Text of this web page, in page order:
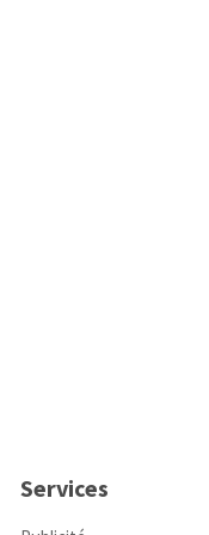
Services